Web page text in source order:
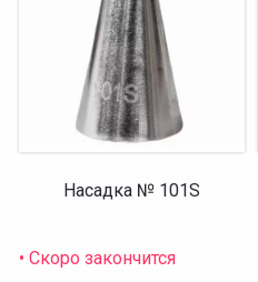
Насадка № 101S
• Скоро закончится